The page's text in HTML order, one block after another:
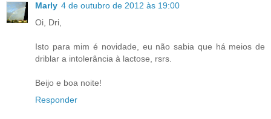
Marly 4 de outubro de 2012 às 19:00
Oi, Dri,
Isto para mim é novidade, eu não sabia que há meios de
driblar a intolerância à lactose, rsrs.
Beijo e boa noite!
Responder